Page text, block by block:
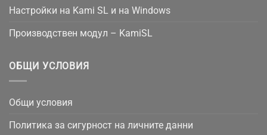
Настройки на Kami SL и на Windows
Производствен модул – KamiSL
ОБЩИ УСЛОВИЯ
Общи условия
Политика за сигурност на личните данни